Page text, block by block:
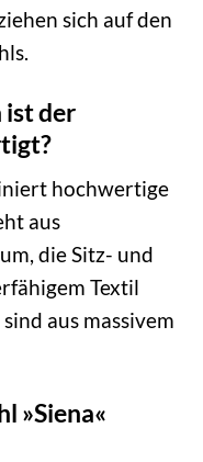
sich auf den
ist der
hochwertige
aus
die Sitz- und
Textil
aus massivem
»Siena«